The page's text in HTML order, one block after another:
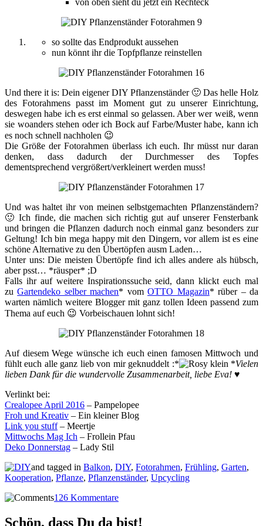
von oben sieht du jetzt ein Rechteck
so sollte das Endprodukt aussehen
nun könnt ihr die Topfpflanze reinstellen
Und there it is: Dein eigener DIY Pflanzenständer 🙂 Das helle Holz
des Fotorahmens passt im Moment gut zu unserer Einrichtung,
deswegen habe ich es erst einmal so gelassen. Aber wer weiß, wenn
sie woanders stehen oder ich Bock auf Farbe/Muster habe, kann ich
es noch schnell nachholen 😉
Die Größe der Fotorahmen überlass ich euch. Ihr müsst nur daran
denken, dass dadurch der Durchmesser des Topfes
dementsprechend vergrößert/verkleinert werden muss!
Und was haltet ihr von meinen selbstgemachten Pflanzenständern?
🙂 Ich finde, die machen sich richtig gut auf unserer Fensterbank
und bringen die Pflanzen dadurch noch einmal ganz besonders zur
Geltung! Ich bin mega happy mit den Dingern, vor allem ist es eine
schöne Alternative zu den Übertöpfen ausm Laden…
Unter uns: Die meisten Übertöpfe find ich alles andere als hübsch,
aber psst… *räusper* ;D
Falls ihr auf weitere Inspirationssuche seid, dann klickt euch mal
zuGartendeko selber machen* vomOTTO Magazin* rüber – da
warten nämlich weitere Blogger mit ganz tollen Ideen passend zum
Thema auf euch 😉 Vorbeischauen lohnt sich!
Auf diesem Wege wünsche ich euch einen famosen Mittwoch und
fühlt euch alle ganz lieb von mir geknuddelt :*
*Vielen
lieben Dank für die wundervolle Zusammenarbeit, liebe Eva! ♥
Verlinkt bei:
Crealopee April 2016 – Pampelopee
Froh und Kreativ – Ein kleiner Blog
Link you stuff– Meertje
Mittwochs Mag Ich – Frollein Pfau
Deko Donnerstag – Lady Stil
and tagged in Balkon, DIY, Fotorahmen, Frühling, Garten,
Kooperation, Pflanze, Pflanzenständer, Upcycling
126 Kommentare
Schön, dass Du da bist!